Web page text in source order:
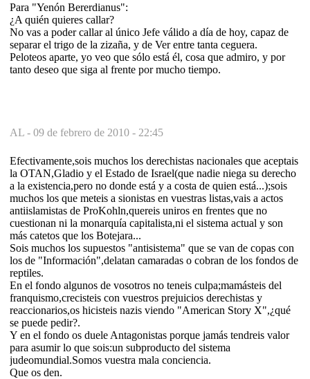
Para "Yenón Bererdianus":
¿A quién quieres callar?
No vas a poder callar al único Jefe válido a día de hoy, capaz de
separar el trigo de la zizaña, y de Ver entre tanta ceguera.
Peloteos aparte, yo veo que sólo está él, cosa que admiro, y por
tanto deseo que siga al frente por mucho tiempo.
AL - 09 de febrero de 2010 - 22:45
Efectivamente,sois muchos los derechistas nacionales que aceptais
la OTAN,Gladio y el Estado de Israel(que nadie niega su derecho
a la existencia,pero no donde está y a costa de quien está...);sois
muchos los que meteis a sionistas en vuestras listas,vais a actos
antiislamistas de ProKohln,quereis uniros en frentes que no
cuestionan ni la monarquía capitalista,ni el sistema actual y son
más catetos que los Botejara...
Sois muchos los supuestos "antisistema" que se van de copas con
los de "Información",delatan camaradas o cobran de los fondos de
reptiles.
En el fondo algunos de vosotros no teneis culpa;mamásteis del
franquismo,crecisteis con vuestros prejuicios derechistas y
reaccionarios,os hicisteis nazis viendo "American Story X",¿qué
se puede pedir?.
Y en el fondo os duele Antagonistas porque jamás tendreis valor
para asumir lo que sois:un subproducto del sistema
judeomundial.Somos vuestra mala conciencia.
Que os den.